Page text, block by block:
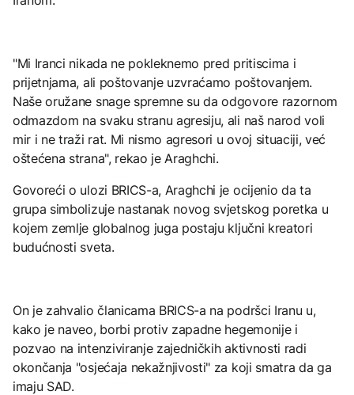
"Mi Iranci nikada ne pokleknemo pred pritiscima i
prijetnjama, ali poštovanje uzvraćamo poštovanjem.
Naše oružane snage spremne su da odgovore razornom
odmazdom na svaku stranu agresiju, ali naš narod voli
mir i ne traži rat. Mi nismo agresori u ovoj situaciji, već
oštećena strana", rekao je Araghchi.
Govoreći o ulozi BRICS-a, Araghchi je ocijenio da ta
grupa simbolizuje nastanak novog svjetskog poretka u
kojem zemlje globalnog juga postaju ključni kreatori
budućnosti sveta.
On je zahvalio članicama BRICS-a na podršci Iranu u,
kako je naveo, borbi protiv zapadne hegemonije i
pozvao na intenziviranje zajedničkih aktivnosti radi
okončanja "osjećaja nekažnjivosti" za koji smatra da ga
imaju SAD.